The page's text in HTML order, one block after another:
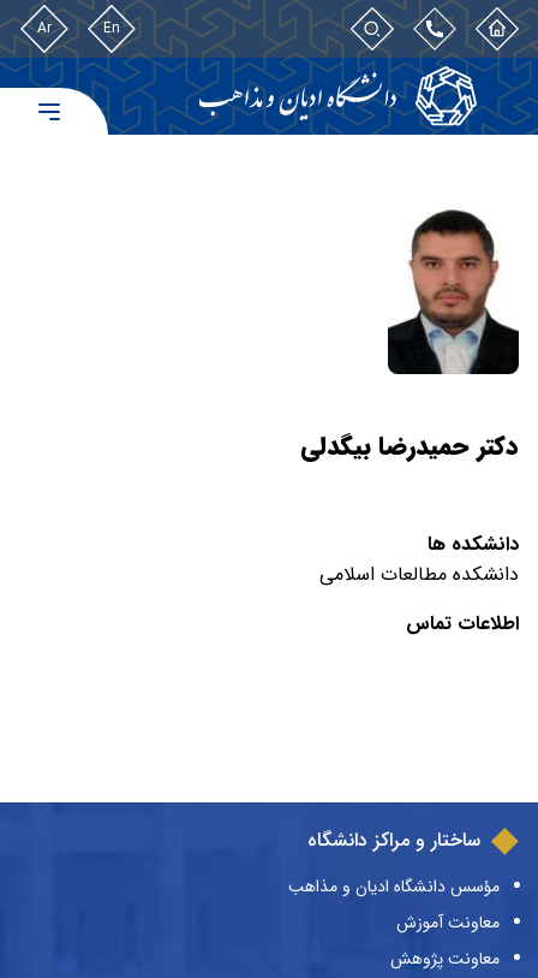
En
Ar
دکتر حمیدرضا بیگدلی
دانشکده ها
دانشکده مطالعات اسلامی
اطلاعات تماس
ساختار و مراکز دانشگاه
مؤسس دانشگاه ادیان و مذاهب
معاونت آموزش
معاونت پژوهش